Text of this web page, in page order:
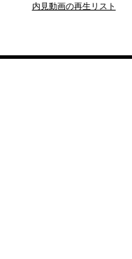
内見動画の再生リスト